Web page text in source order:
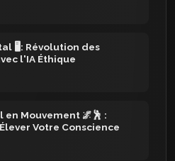
🖥️: Révolution des
l'IA Éthique
en Mouvement 🌌🕺 :
Votre Conscience